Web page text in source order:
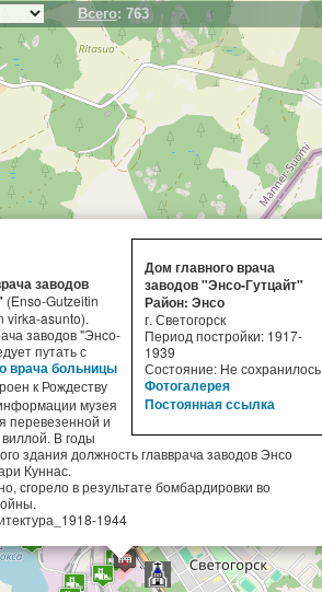
Дом главного врача
заводов "Энсо-Гутцайт"
Район: Энсо
г. Светогорск
Период постройки: 1917-
1939
Состояние: Не сохранилось
Фотогалерея
Постоянная ссылка
заводов
(Enso-Gutzeitin
virka-asunto).
заводов "Энсо-
путать с
врача больницы
к Рождеству
музея
перевезенной и
В годы
здания должность главврача заводов Энсо
Куннас.
сгорело в результате бомбардировки во
1944
Всего: 763